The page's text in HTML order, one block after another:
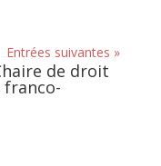
Entrées suivantes »
de droit